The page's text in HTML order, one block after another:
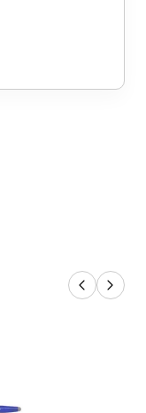
Produits